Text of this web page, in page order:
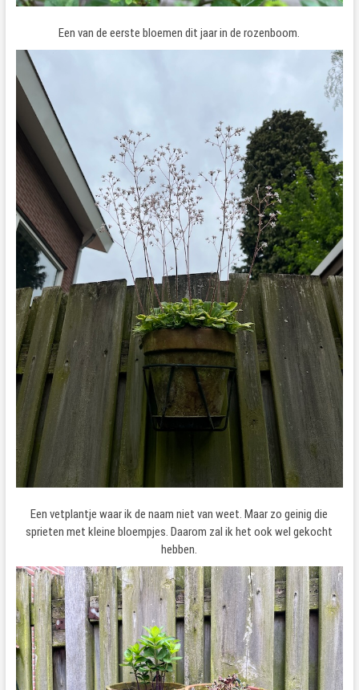
Een van de eerste bloemen dit jaar in de rozenboom.
Een vetplantje waar ik de naam niet van weet. Maar zo geinig die
sprieten met kleine bloempjes. Daarom zal ik het ook wel gekocht
hebben.